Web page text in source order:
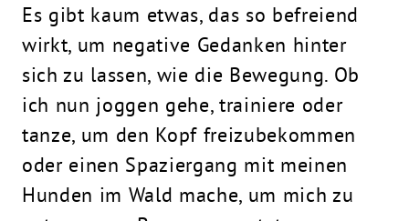
Es gibt kaum etwas, das so befreiend
wirkt, um negative Gedanken hinter
sich zu lassen, wie die Bewegung. Ob
ich nun joggen gehe, trainiere oder
tanze, um den Kopf freizubekommen
oder einen Spaziergang mit meinen
Hunden im Wald mache, um mich zu